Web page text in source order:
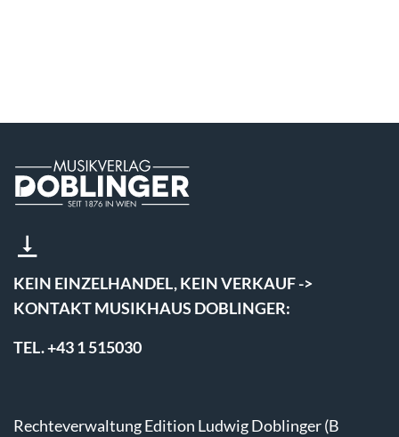
KEIN EINZELHANDEL, KEIN VERKAUF ->
KONTAKT MUSIKHAUS DOBLINGER:
TEL. +43 1 515030
Rechteverwaltung Edition Ludwig Doblinger (B